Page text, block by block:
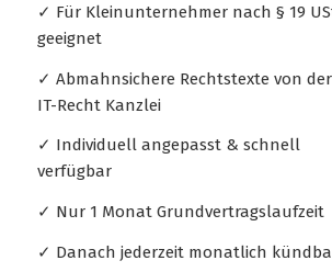
✓ Für Kleinunternehmer nach § 19
geeignet
✓ Abmahnsichere Rechtstexte von der
IT-Recht Kanzlei
✓ Individuell angepasst & schnell
verfügbar
✓ Nur 1 Monat Grundvertragslaufzeit
✓ Danach jederzeit monatlich